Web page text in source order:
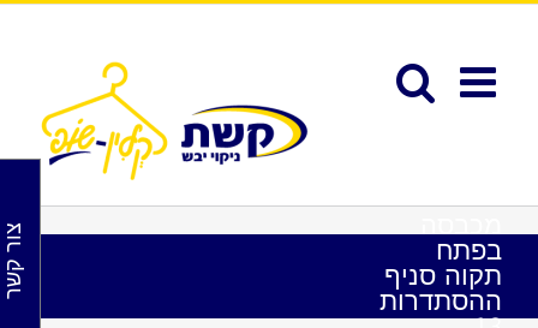
פתח סרגל נגישות
דלג
בפתח
תקוה סניף
ההסתדרות
צור קשר